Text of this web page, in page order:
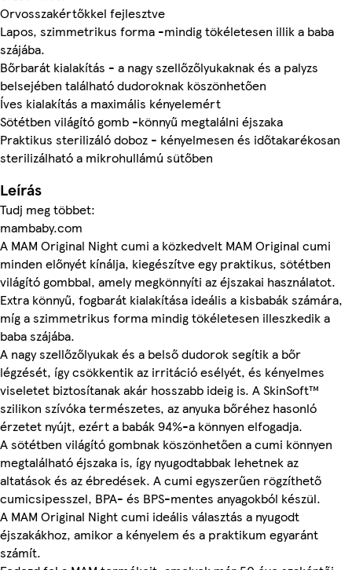
Orvosszakértőkkel fejlesztve
Lapos, szimmetrikus forma -mindig tökéletesen illik a baba
szájába.
Bőrbarát kialakítás - a nagy szellőzőlyukaknak és a palyzs
belsejében található dudoroknak köszönhetően
Íves kialakítás a maximális kényelemért
Sötétben világító gomb -könnyű megtalálni éjszaka
Praktikus sterilizáló doboz - kényelmesen és időtakarékosan
sterilizálható a mikrohullámú sütőben
Leírás
Tudj meg többet:
mambaby.com
A MAM Original Night cumi a közkedvelt MAM Original cumi
minden előnyét kínálja, kiegészítve egy praktikus, sötétben
világító gombbal, amely megkönnyíti az éjszakai használatot.
Extra könnyű, fogbarát kialakítása ideális a kisbabák számára,
míg a szimmetrikus forma mindig tökéletesen illeszkedik a
baba szájába.
A nagy szellőzőlyukak és a belső dudorok segítik a bőr
légzését, így csökkentik az irritáció esélyét, és kényelmes
viseletet biztosítanak akár hosszabb ideig is. A SkinSoft™
szilikon szívóka természetes, az anyuka bőréhez hasonló
érzetet nyújt, ezért a babák 94%-a könnyen elfogadja.
A sötétben világító gombnak köszönhetően a cumi könnyen
megtalálható éjszaka is, így nyugodtabbak lehetnek az
altatások és az ébredések. A cumi egyszerűen rögzíthető
cumicsipesszel, BPA- és BPS-mentes anyagokból készül.
A MAM Original Night cumi ideális választás a nyugodt
éjszakákhoz, amikor a kényelem és a praktikum egyaránt
számít.